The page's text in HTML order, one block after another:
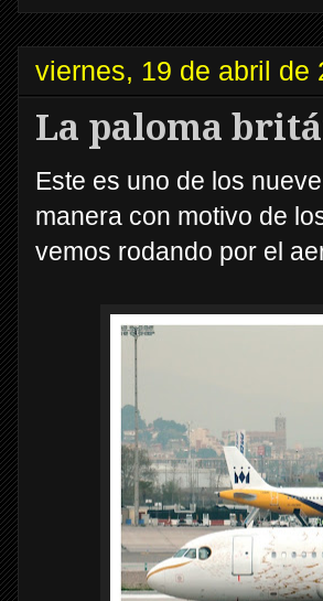
viernes, 19 de abril de
La paloma
Este es uno de los
manera con motivo de
vemos rodando por el